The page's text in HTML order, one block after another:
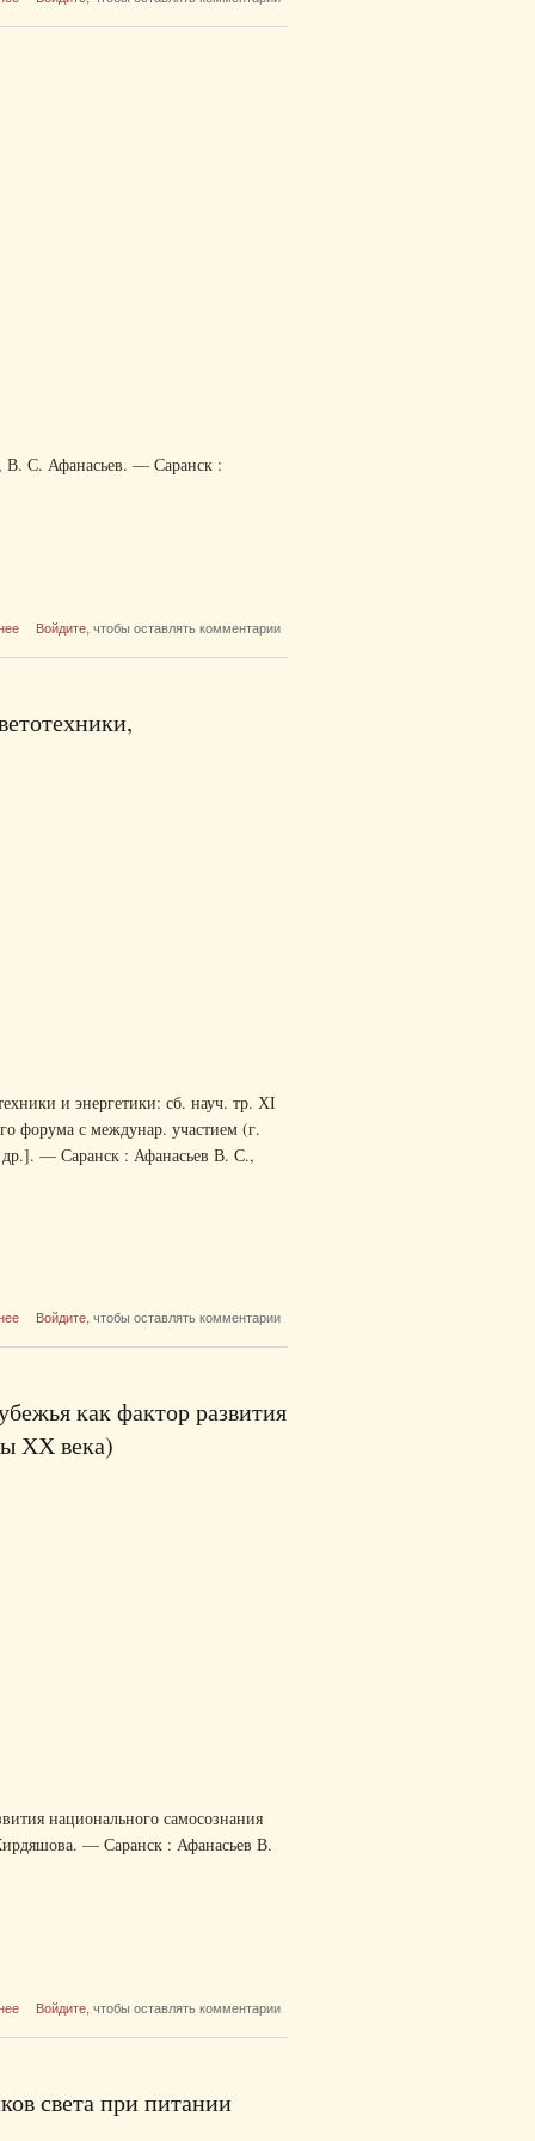
В. С. Афанасьев. — Саранск :
о Демография
Войдите, чтобы оставлять комментарии
и энергетики: сб. науч. тр. ХI
форума с междунар. участием (г.
— Саранск : Афанасьев В. С.,
о Проблемы и перспективы развития
и энергетики
Войдите, чтобы оставлять комментарии
как фактор развития
ХХ века)
национального самосознания
— Саранск : Афанасьев В.
о Система образования и воспитания
национального самосознания молодежи (20—
Войдите, чтобы оставлять комментарии
света при питании